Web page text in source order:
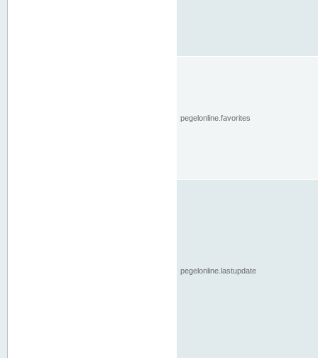
pegelonline.favorites
pegelonline.lastupdate